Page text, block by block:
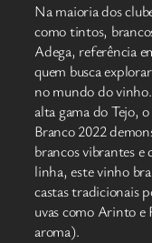
Na maioria dos
como tintos,
Adega, referência
quem busca
no mundo do
alta gama do Tejo,
Branco 2022
brancos vibrantes
linha, este vinho
castas tradicionais
uvas como Arinto e
aroma).